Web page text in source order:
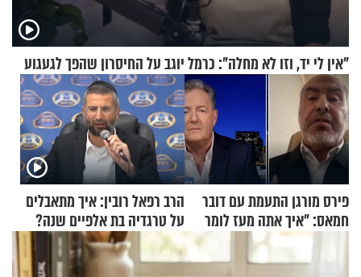
"אין לי יד, וזו לא מחלה": כרמל יוגב על החיסרון שהפך לגעגוע
פירס מורגן התעמת עם דובר
חמאס: "איך אתה מעז לומר
שלא ביצעתם פשעי מלחמה?!"
הרב רפאל רובין: איך מתאבלים
על טרגדיה בת אלפיים שנה?